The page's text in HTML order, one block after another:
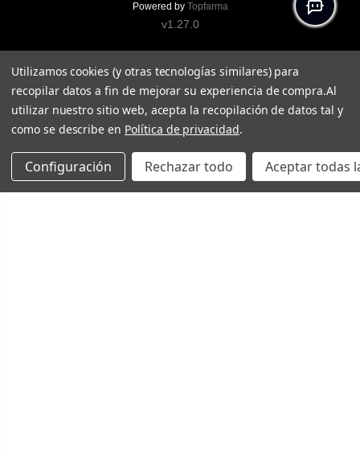
Powered by Topfarma
v1.27.0
Utilizamos cookies (y otras tecnologías similares) para
recopilar datos a fin de mejorar su experiencia de compra.Al
utilizar nuestro sitio web, acepta la recopilación de datos tal y
como se describe en Política de privacidad.
Configuración Rechazar todo Aceptar todas